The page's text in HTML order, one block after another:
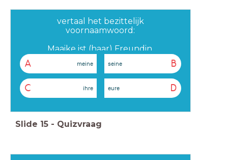
vertaal het bezittelijk
voornaamwoord:
Maaike ist (haar) Freundin.
A meine B
seine
C ihre D
eure
Slide 15 - Quizvraag